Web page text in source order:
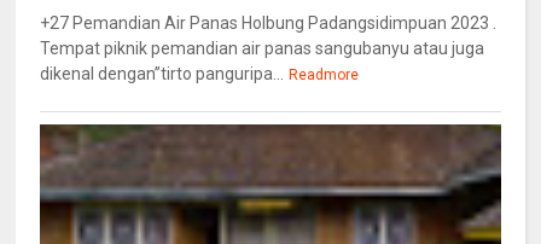
+27 Pemandian Air Panas Holbung Padangsidimpuan 2023 .
Tempat piknik pemandian air panas sangubanyu atau juga
dikenal dengan”tirto panguripa...
Readmore